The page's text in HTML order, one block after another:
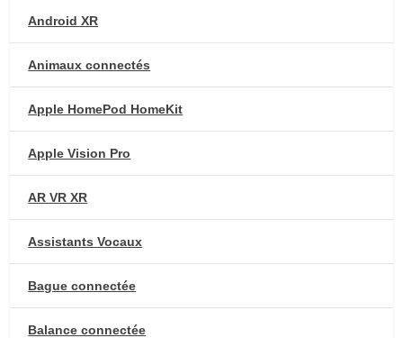
Android XR
Animaux connectés
Apple HomePod HomeKit
Apple Vision Pro
AR VR XR
Assistants Vocaux
Bague connectée
Balance connectée